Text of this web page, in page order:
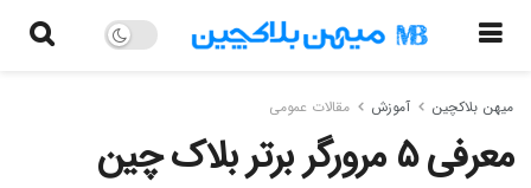
میهن بلاکچین آموزش مقالات عمومی
معرفی ۵ مرورگر برتر بلاک چین